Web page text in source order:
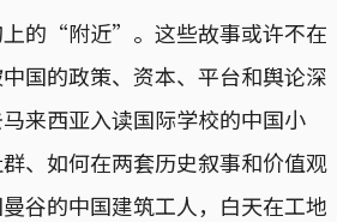
上的“附近”。这些故事或许不在
国的政策、资本、平台和舆论深
来西亚入读国际学校的中国小
、如何在两套历史叙事和价值观
谷的中国建筑工人，白天在工地